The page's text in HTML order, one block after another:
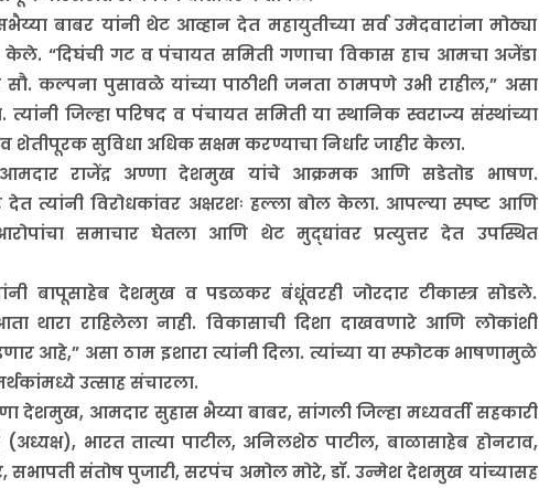
बाबर यांनी थेट आव्हान देत महायुतीच्या सर्व उमेदवारांना मोठ्या
“दिघंची गट व पंचायत समिती गणाचा विकास हाच आमचा अजेंडा
कल्पना पुसावळे यांच्या पाठीशी जनता ठामपणे उभी राहील,” असा
जिल्हा परिषद व पंचायत समिती या स्थानिक स्वराज्य संस्थांच्या
शेतीपूरक सुविधा अधिक सक्षम करण्याचा निर्धार जाहीर केला.
राजेंद्र अण्णा देशमुख यांचे आक्रमक आणि सडेतोड भाषण.
देत त्यांनी विरोधकांवर अक्षरशः हल्ला बोल केला. आपल्या स्पष्ट आणि
समाचार घेतला आणि थेट मुद्द्यांवर प्रत्युत्तर देत उपस्थित
बापूसाहेब देशमुख व पडळकर बंधूंवरही जोरदार टीकास्त्र सोडले.
थारा राहिलेला नाही. विकासाची दिशा दाखवणारे आणि लोकांशी
आहे,” असा ठाम इशारा त्यांनी दिला. त्यांच्या या स्फोटक भाषणामुळे
उत्साह संचारला.
देशमुख, आमदार सुहास भैय्या बाबर, सांगली जिल्हा मध्यवर्ती सहकारी
भारत तात्या पाटील, अनिलशेठ पाटील, बाळासाहेब होनराव,
सभापती संतोष पुजारी, सरपंच अमोल मोरे, डॉ. उन्मेश देशमुख यांच्यासह